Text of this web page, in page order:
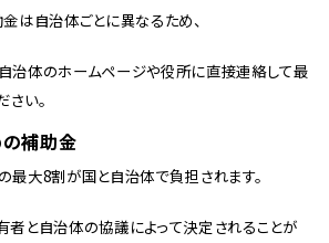
は自治体ごとに異なるため、
治体のホームページや役所に直接連絡して最
い。
補助金
最大8割が国と自治体で負担されます。
と自治体の協議によって決定されることが